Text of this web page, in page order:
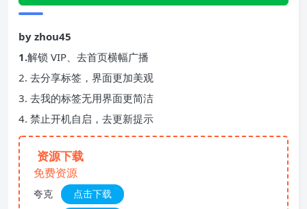
by zhou45
1.解锁 VIP、去首页横幅广播
2. 去分享标签，界面更加美观
3. 去我的标签无用界面更简洁
4. 禁止开机自启，去更新提示
资源下载
免费资源
夸克
点击下载